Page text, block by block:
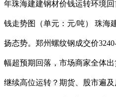
年珠海建建钢材价钱运转环境
钱走势图（单元：元/吨） 珠海
扬态势。郑州螺纹钢成交价
幅超预期回落，市场商家全体
继续高位运转？期货、股市遍